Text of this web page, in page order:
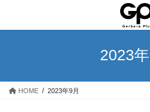
テ
ス
ゲ
ン
2023年
HOME 2023年9月